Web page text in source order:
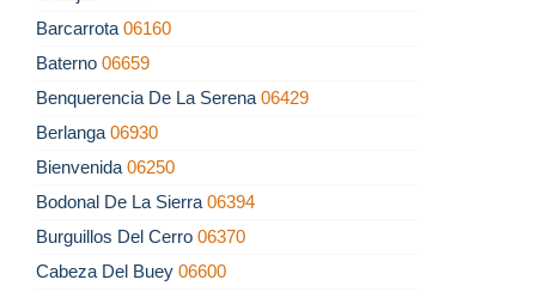
Barcarrota 06160
Baterno 06659
Benquerencia De La Serena 06429
Berlanga 06930
Bienvenida 06250
Bodonal De La Sierra 06394
Burguillos Del Cerro 06370
Cabeza Del Buey 06600